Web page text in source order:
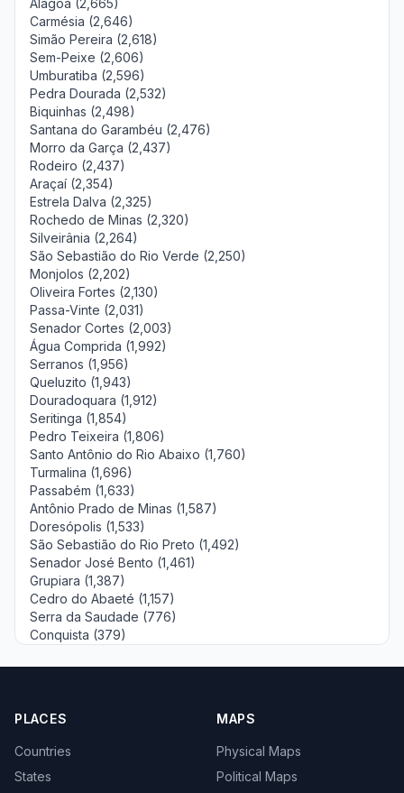
Alagoa (2,665)
Carmésia (2,646)
Simão Pereira (2,618)
Sem-Peixe (2,606)
Umburatiba (2,596)
Pedra Dourada (2,532)
Biquinhas (2,498)
Santana do Garambéu (2,476)
Morro da Garça (2,437)
Rodeiro (2,437)
Araçaí (2,354)
Estrela Dalva (2,325)
Rochedo de Minas (2,320)
Silveirânia (2,264)
São Sebastião do Rio Verde (2,250)
Monjolos (2,202)
Oliveira Fortes (2,130)
Passa-Vinte (2,031)
Senador Cortes (2,003)
Água Comprida (1,992)
Serranos (1,956)
Queluzito (1,943)
Douradoquara (1,912)
Seritinga (1,854)
Pedro Teixeira (1,806)
Santo Antônio do Rio Abaixo (1,760)
Turmalina (1,696)
Passabém (1,633)
Antônio Prado de Minas (1,587)
Doresópolis (1,533)
São Sebastião do Rio Preto (1,492)
Senador José Bento (1,461)
Grupiara (1,387)
Cedro do Abaeté (1,157)
Serra da Saudade (776)
Conquista (379)
PLACES
Countries
States
MAPS
Physical Maps
Political Maps